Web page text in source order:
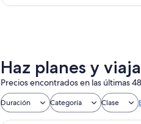
Haz planes y
Precios encontrados en las últimas
Duración Categoría Clase